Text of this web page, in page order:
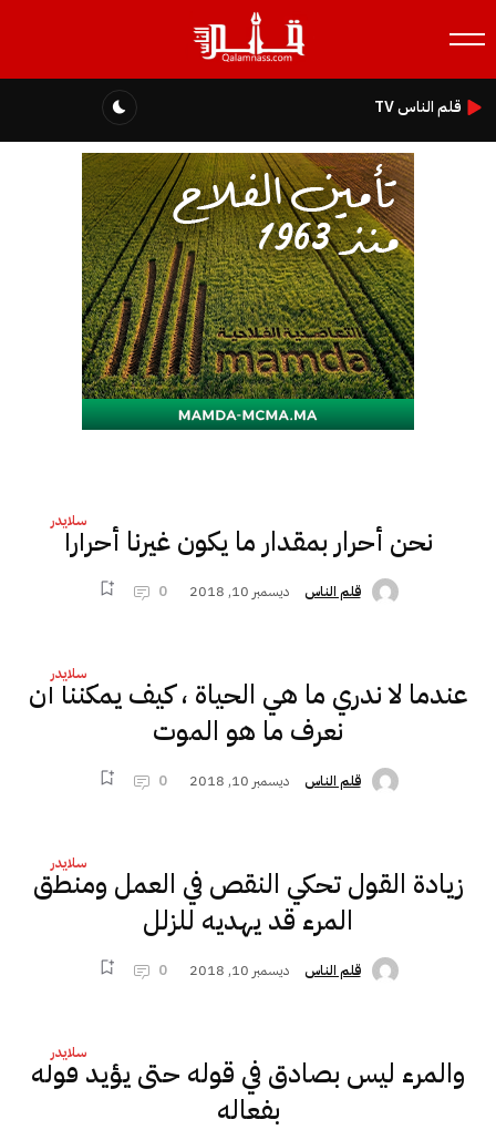
قلم الناس TV
سلايدر
نحن أحرار بمقدار ما يكون غيرنا أحرارا
قلم الناس ديسمبر 10, 2018 0
سلايدر
عندما لا ندري ما هي الحياة ، كيف يمكننا أن
نعرف ما هو الموت
قلم الناس ديسمبر 10, 2018 0
سلايدر
زيادة القول تحكي النقص في العمل ومنطق
المرء قد يهديه للزلل
قلم الناس ديسمبر 10, 2018 0
سلايدر
والمرء ليس بصادق في قوله حتى يؤيد قوله
بفعاله